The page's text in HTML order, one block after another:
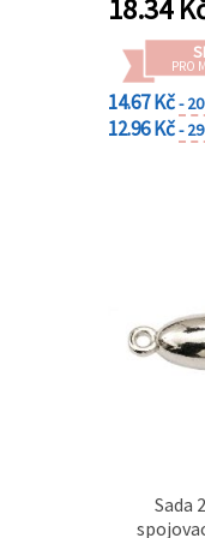
18.34
PRO
14.67 Kč-
12.96 Kč-
Sada